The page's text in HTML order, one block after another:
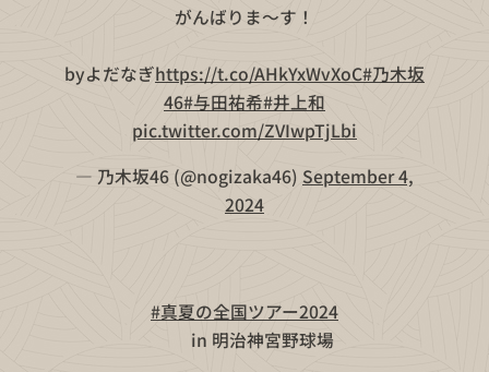
がんばりま〜す！
byよだなぎhttps://t.co/AHkYxWvXoC#乃木坂
46#与田祐希#井上和
pic.twitter.com/ZVIwpTjLbi
— 乃木坂46 (@nogizaka46) September 4,
2024
#真夏の全国ツアー2024
🏰in 明治神宮野球場🏰